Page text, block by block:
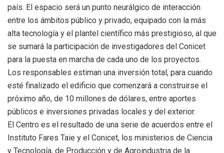
país. El espacio será un punto neurálgico de interacción
entre los ámbitos público y privado, equipado con la más
alta tecnología y el plantel científico más prestigioso, al que
se sumará la participación de investigadores del Conicet
para la puesta en marcha de cada uno de los proyectos.
Los responsables estiman una inversión total, para cuando
esté finalizado el edificio que comenzará a construirse el
próximo año, de 10 millones de dólares, entre aportes
públicos e inversiones privadas locales y del exterior.
El Centro es el resultado de una serie de acuerdos entre el
Instituto Fares Taie y el Conicet, los ministerios de Ciencia
y Tecnología, de Producción y de Agroindustria de la